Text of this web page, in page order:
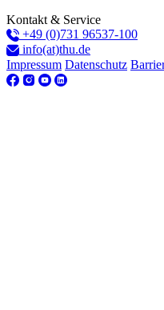
Kontakt & Service
+49 (0)731 96537-100
info(at)thu.de
Impressum Datenschutz